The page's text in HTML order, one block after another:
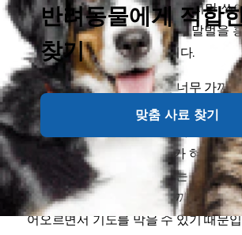
반려동물에게 적합
찾기
맞춤 사료 찾기
말벌의 침에는 가시가 없지만 쏘
심하게 고통스럽습니다. 말벌을
차례 쏘일 수도 있습니다.
반려견이 침을 쏘는 곤충을 너무 가까
얼굴에 교상을 입는 경우가 대부분입니
침을 맞게 된다면 고통은 배가되죠. 어
물려고 혹은 잡으려고 하다가 혀, 입안
쏘이기도 합니다. 이런 경우는 위험한
수 있습니다. 목구멍에서 가까운 곳을
어오르면서 기도를 막을 수 있기 때문